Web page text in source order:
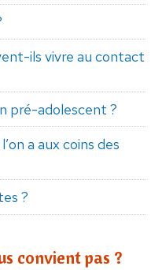
ils vivre au contact
pré-adolescent ?
a aux coins des
?
convient pas ?